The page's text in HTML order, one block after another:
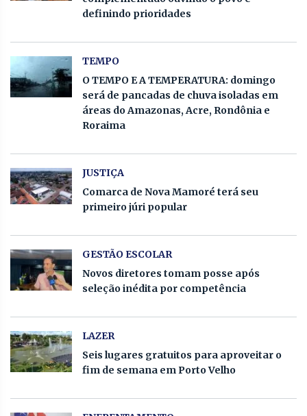
definindo prioridades
TEMPO
O TEMPO E A TEMPERATURA: domingo
será de pancadas de chuva isoladas em
áreas do Amazonas, Acre, Rondônia e
Roraima
JUSTIÇA
Comarca de Nova Mamoré terá seu
primeiro júri popular
GESTÃO ESCOLAR
Novos diretores tomam posse após
seleção inédita por competência
LAZER
Seis lugares gratuitos para aproveitar o
fim de semana em Porto Velho